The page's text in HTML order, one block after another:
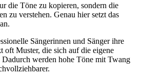
die Töne zu kopieren, sondern die
zu verstehen. Genau hier setzt das
an.
Sängerinnen und Sänger ihre
oft Muster, die sich auf die eigene
Dadurch werden hohe Töne mit Twang